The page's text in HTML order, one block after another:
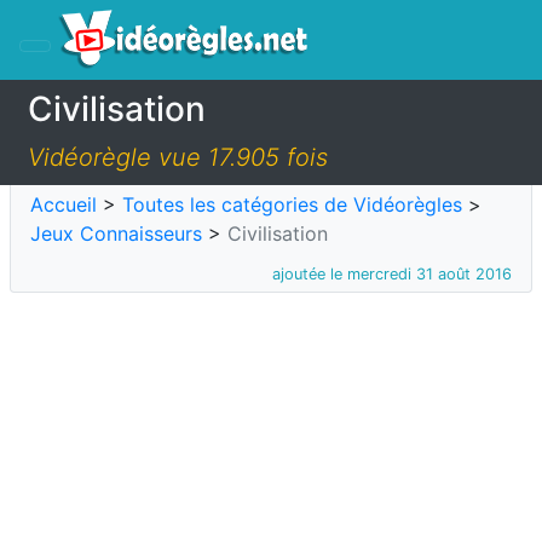
Civilisation
Vidéorègle vue 17.905 fois
Accueil > Toutes les catégories de Vidéorègles >
Jeux Connaisseurs > Civilisation
ajoutée le mercredi 31 août 2016